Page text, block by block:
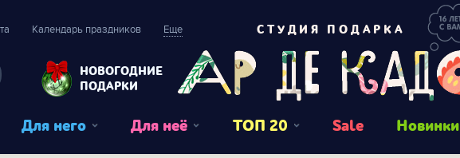
Календарь праздников Еще
НОВОГОДНИЕ
ПОДАРКИ
СТУДИЯ ПОДАРКА
Для него Для неё ТОП 20 Sale Новинки